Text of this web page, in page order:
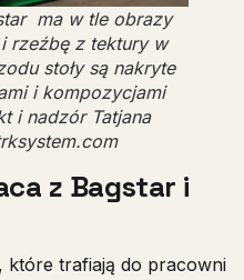
ma w tle obrazy
rzeźbę z tektury w
stoły są nakryte
i kompozycjami
i nadzór Tatjana
z Bagstar i
które trafiają do pracowni